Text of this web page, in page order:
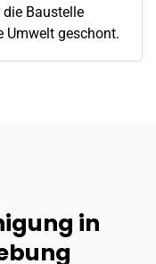
Baustelle
Umwelt geschont.
in